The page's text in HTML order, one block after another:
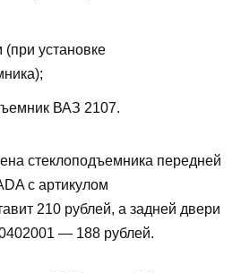
(при установке
ВАЗ 2107.
стеклоподъемника передней
с артикулом
210 рублей, а задней двери
— 188 рублей.